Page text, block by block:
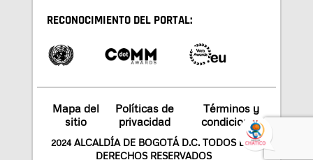
RECONOCIMIENTO DEL PORTAL:
Mapa del
sitio
Políticas de
privacidad
Términos y
condiciones
2024 ALCALDÍA DE BOGOTÁ D.C. TODOS LOS
DERECHOS RESERVADOS